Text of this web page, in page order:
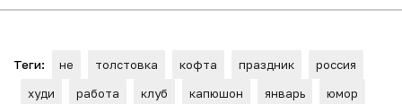
Теги: не толстовка кофта праздник
россия
худи
работа клуб капюшон январь
юмор